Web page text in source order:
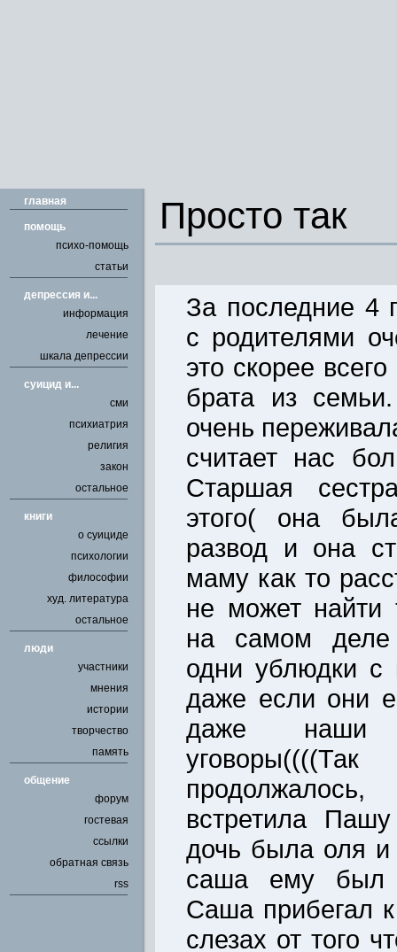
главная
помощь
психо-помощь
статьи
депрессия и...
информация
лечение
шкала депрессии
cуицид и...
сми
психиатрия
религия
закон
остальное
книги
о суициде
психологии
философии
худ. литература
остальное
люди
участники
мнения
истории
творчество
память
общение
форум
гостевая
ссылки
обратная связь
rss
Просто так
За последние 4
с родителями
это скорее
брата из
очень
считает нас
Старшая
этого( она
развод и она
маму как то
не может найти
на самом
одни ублюдки с
даже если они
даже наши
встретила
дочь была оля и
саша ему был
Саша прибегал
слезах от того